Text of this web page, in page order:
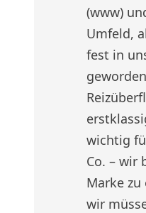
(www)
Umfeld,
fest in
wichtig
Co. – wir
Marke
wir